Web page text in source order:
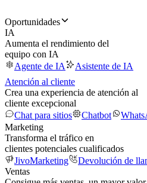
Oportunidades
IA
Aumenta el rendimiento del
equipo con IA
Agente de IA
Asistente de IA
Atención al cliente
Crea una experiencia de atención al
cliente excepcional
Chat para sitios
Chatbot
Marketing
Transforma el tráfico en
clientes potenciales cualificados
JivoMarketing
Devolución de
Ventas